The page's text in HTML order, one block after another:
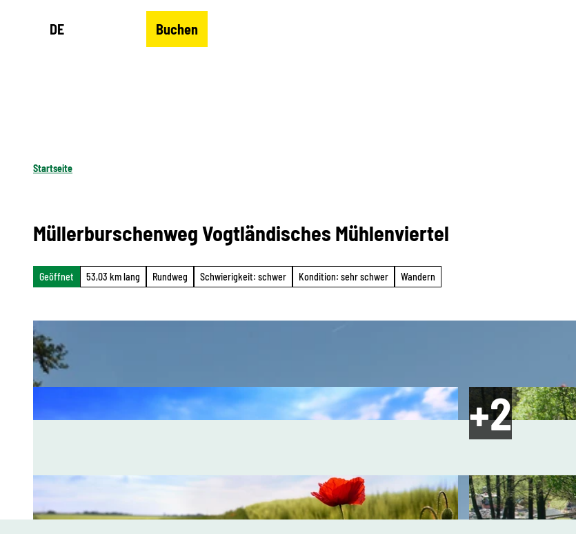
DE Buchen
Startseite
Müllerburschenweg Vogtländisches Mühlenviertel
Geöffnet 53,03 km lang Rundweg Schwierigkeit: schwer Kondition: sehr schwer Wandern